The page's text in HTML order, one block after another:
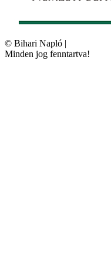
© Bihari Napló |
Minden jog fenntartva!